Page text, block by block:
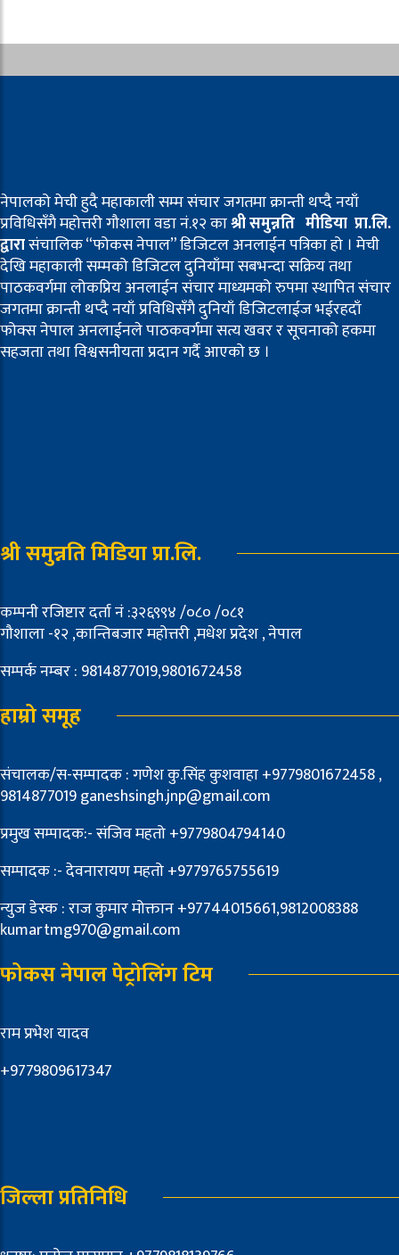
नेपालको मेची हुदै महाकाली सम्म संचार जगतमा क्रान्ती थप्दै नयाँ
प्रविधिसँगै महोत्तरी गौशाला वडा नं.१२ काश्री समुन्नति मीडिया प्रा.लि.
द्वारासंचालिक “फोकस नेपाल” डिजिटल अनलाईन पत्रिका हो । मेची
देखि महाकाली सम्मको डिजिटल दुनियाँमा सबभन्दा सक्रिय तथा
पाठकवर्गमा लोकप्रिय अनलाईन संचार माध्यमको रुपमा स्थापित संचार
जगतमा क्रान्ती थप्दै नयाँ प्रविधिसँगै दुनियाँ डिजिटलाईज भईरहदाँ
फोक्स नेपाल अनलाईनले पाठकवर्गमा सत्य खवर र सूचनाको हकमा
सहजता तथा विश्वसनीयता प्रदान गर्दै आएको छ ।
श्री समुन्नति मिडिया प्रा.लि.
कम्पनी रजिष्टार दर्ता नं :३२६९९४ /०८० /०८१
गौशाला -१२ ,कान्तिबजार महोत्तरी ,मधेश प्रदेश , नेपाल
सम्पर्क नम्बर : 9814877019,9801672458
हाम्रो समूह
संचालक/स-सम्पादक : गणेश कु.सिंह कुशवाहा +9779801672458 ,
9814877019 ganeshsingh.jnp@gmail.com
प्रमुख सम्पादक:- संजिव महतो +9779804794140
सम्पादक :- देवनारायण महतो +9779765755619
न्युज डेस्क : राज कुमार मोक्तान +97744015661,9812008388
kumartmg970@gmail.com
फोकस नेपाल पेट्रोलिंग टिम
राम प्रभेश यादव
+9779809617347
जिल्ला प्रतिनिधि